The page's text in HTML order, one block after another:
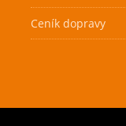
Cenová
Ceník dopravy